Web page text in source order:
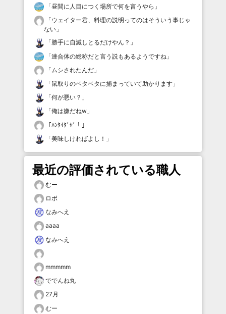
「昼間に人目につく場所で何を言うやら 」
「ウェイター君、料理の説明ってのはそういう事じゃ
ない 」
「勝手に自滅しとるだけやん？ 」
「連合体の総称だと言う説もあるようですね 」
「 ムシされたんだ 」
「鼠取りのベタベタに捕まっていて助かります 」
「何が悪い？ 」
「俺は嫌だねw 」
「ﾊﾝﾀｲﾀﾞｾﾞ！ 」
「美味しければよし！ 」
最近の評価されている職人
むー
ロボ
なみへえ
aaaa
なみへえ
mmmmm
ででんね丸
27月
むー